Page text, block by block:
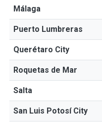
Málaga
Puerto Lumbreras
Querétaro City
Roquetas de Mar
Salta
San Luis Potosí City